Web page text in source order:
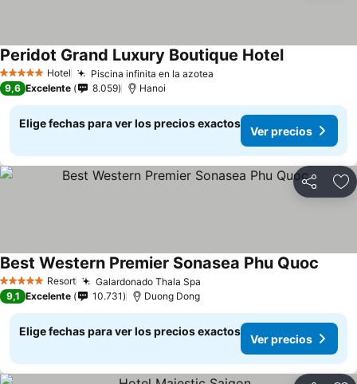
5 Estrellas Hotel Piscina infinita en la azotea
Peridot Grand Luxury Boutique Hotel
9,6 Excelente 8.059 Hanoi
Elige fechas para ver los precios exactos
Ver precios
Compartir
5 Estrellas Resort Galardonado Thala Spa
Best Western Premier Sonasea Phu Quoc
9,1 Excelente 10.731 Duong Dong
Elige fechas para ver los precios exactos
Ver precios